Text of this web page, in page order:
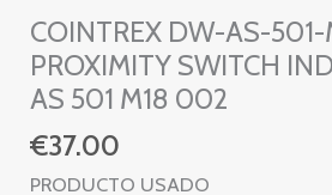
COINTREX DW-AS-
PROXIMITY SWITCH
AS 501 M18 002
€37.00
PRODUCTO USADO